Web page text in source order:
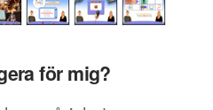
för mig?